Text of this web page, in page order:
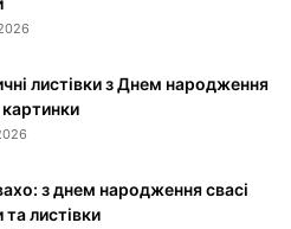
листівки з Днем народження
картинки
з днем народження свасі
та листівки